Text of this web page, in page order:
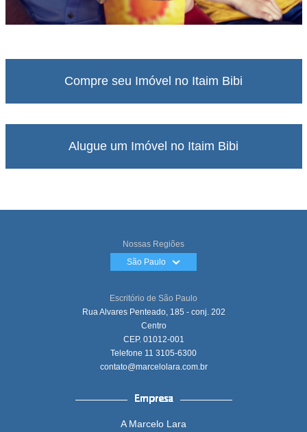
Compre seu Imóvel no Itaim Bibi
Alugue um Imóvel no Itaim Bibi
Nossas Regiões
São Paulo
Escritório de São Paulo
Rua Alvares Penteado, 185 - conj. 202
Centro
CEP. 01012-001
Telefone 11 3105-6300
contato@marcelolara.com.br
A Marcelo Lara